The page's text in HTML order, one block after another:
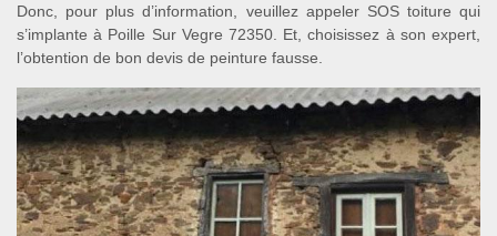
Donc, pour plus d’information, veuillez appeler SOS toiture qui
s’implante à Poille Sur Vegre 72350. Et, choisissez à son expert,
l’obtention de bon devis de peinture fausse.